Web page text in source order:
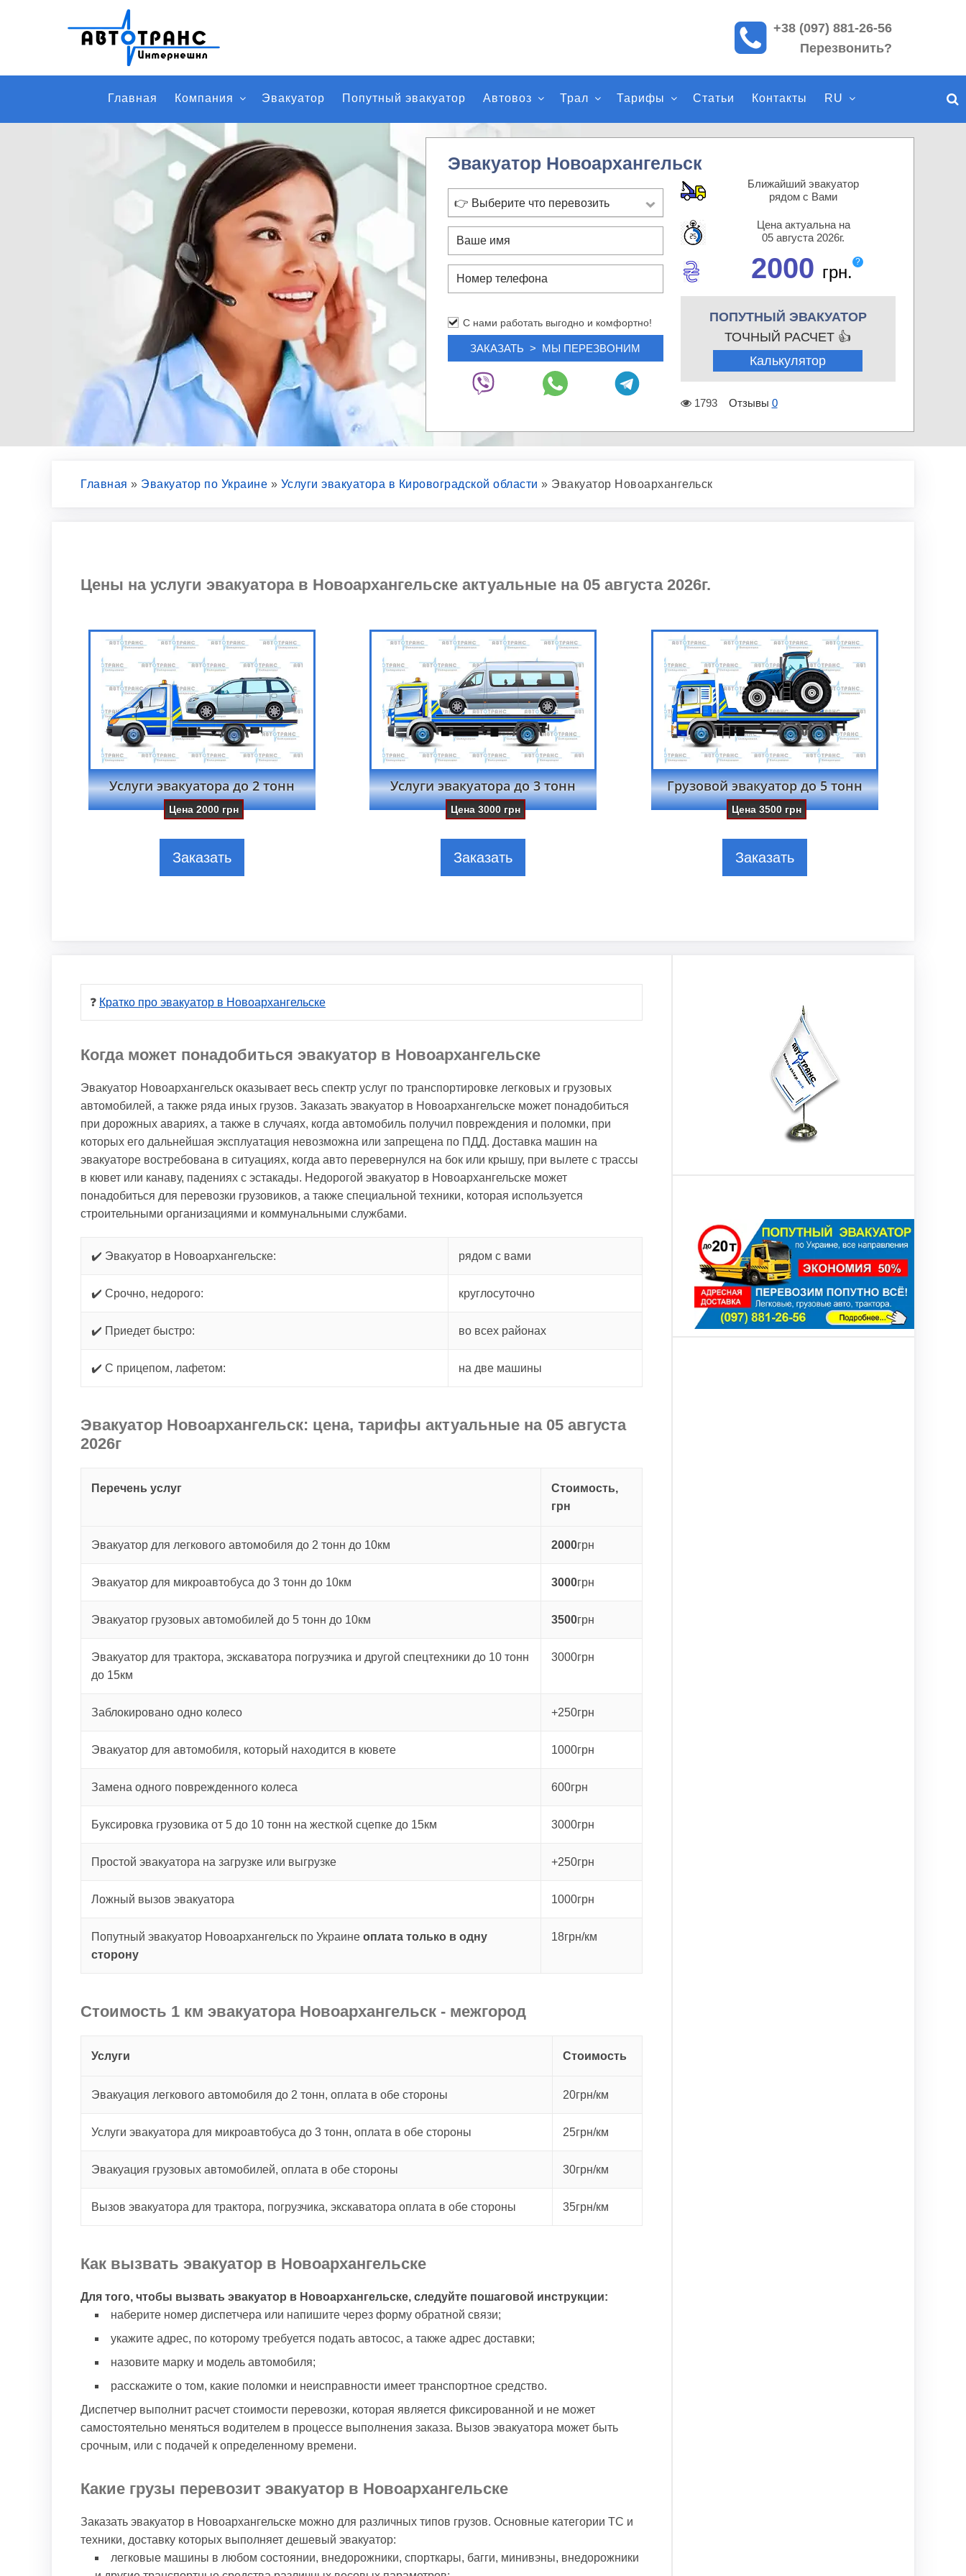
к
п
о
й
у
+38 (097) 881-26-56
Перезвонить?
Главная Компания Эвакуатор Попутный эвакуатор Автовоз Трал Тарифы Статьи Контакты RU
Эвакуатор Новоархангельск
👉 Выберите что перевозить
С нами работать выгодно и комфортно!
Ближайший эвакуатор
рядом с Вами
Цена актуальна на
05 августа 2026г.
2000 грн.
?
ПОПУТНЫЙ ЭВАКУАТОР
ТОЧНЫЙ РАСЧЕТ 👍
Калькулятор
1793 Отзывы 0
Главная » Эвакуатор по Украине » Услуги эвакуатора в Кировоградской области » Эвакуатор Новоархангельск
Цены на услуги эвакуатора в Новоархангельске актуальные на 05 августа 2026г.
Услуги эвакуатора до 2 тонн
Цена2000 грн
Заказать
Услуги эвакуатора до 3 тонн
Цена 3000грн
Заказать
Грузовой эвакуатор до 5 тонн
Цена3500 грн
Заказать
❓ Кратко про эвакуатор в Новоархангельске
Когда может понадобиться эвакуатор в Новоархангельске
Эвакуатор Новоархангельск оказывает весь спектр услуг по транспортировке легковых и грузовых
автомобилей, а также ряда иных грузов. Заказать эвакуатор в Новоархангельске может понадобиться
при дорожных авариях, а также в случаях, когда автомобиль получил повреждения и поломки, при
которых его дальнейшая эксплуатация невозможна или запрещена по ПДД. Доставка машин на
эвакуаторе востребована в ситуациях, когда авто перевернулся на бок или крышу, при вылете с трассы
в кювет или канаву, падениях с эстакады. Недорогой эвакуатор в Новоархангельске может
понадобиться для перевозки грузовиков, а также специальной техники, которая используется
строительными организациями и коммунальными службами.
✔️ Эвакуатор в Новоархангельске: рядом с вами
✔️ Срочно, недорого: круглосуточно
✔️ Приедет быстро: во всех районах
✔️ С прицепом, лафетом: на две машины
Эвакуатор Новоархангельск: цена, тарифы актуальные на 05 августа
2026г
Перечень услуг
Стоимость,
грн
Эвакуатор для легкового автомобиля до 2 тонн до 10км 2000грн
Эвакуатор для микроавтобуса до 3 тонн до 10км 3000грн
Эвакуатор грузовых автомобилей до 5 тонн до 10км 3500грн
Эвакуатор для трактора, экскаватора погрузчика и другой спецтехники до 10 тонн
до 15км
3000грн
Заблокировано одно колесо +250грн
Эвакуатор для автомобиля, который находится в кювете 1000грн
Замена одного поврежденного колеса 600грн
Буксировка грузовика от 5 до 10 тонн на жесткой сцепке до 15км 3000грн
Простой эвакуатора на загрузке или выгрузке +250грн
Ложный вызов эвакуатора 1000грн
Попутный эвакуатор Новоархангельск по Украине оплата только в одну
сторону
18грн/км
Стоимость 1 км эвакуатора Новоархангельск - межгород
Услуги Стоимость
Эвакуация легкового автомобиля до 2 тонн, оплата в обе стороны 20грн/км
Услуги эвакуатора для микроавтобуса до 3 тонн, оплата в обе стороны 25грн/км
Эвакуация грузовых автомобилей, оплата в обе стороны 30грн/км
Вызов эвакуатора для трактора, погрузчика, экскаватора оплата в обе стороны 35грн/км
Как вызвать эвакуатор в Новоархангельске
Для того, чтобы вызвать эвакуатор в Новоархангельске, следуйте пошаговой инструкции:
наберите номер диспетчера или напишите через форму обратной связи;
укажите адрес, по которому требуется подать автосос, а также адрес доставки;
назовите марку и модель автомобиля;
расскажите о том, какие поломки и неисправности имеет транспортное средство.
Диспетчер выполнит расчет стоимости перевозки, которая является фиксированной и не может
самостоятельно меняться водителем в процессе выполнения заказа. Вызов эвакуатора может быть
срочным, или с подачей к определенному времени.
Какие грузы перевозит эвакуатор в Новоархангельске
Заказать эвакуатор в Новоархангельске можно для различных типов грузов. Основные категории ТС и
техники, доставку которых выполняет дешевый эвакуатор:
легковые машины в любом состоянии, внедорожники, спорткары, багги, минивэны, внедорожники